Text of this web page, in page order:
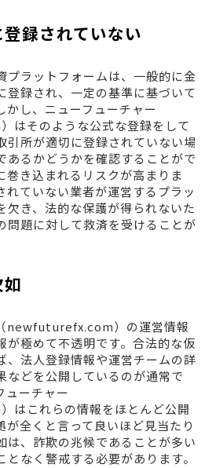
録されていない
プラットフォームは、一般的に金
登録され、一定の基準に基づいて
かし、ニューフューチャー
はそのような公式な登録をして
引所が適切に登録されていない場
あるかどうかを確認することがで
巻き込まれるリスクが高まりま
れていない業者が運営するプラッ
欠き、法的な保護が得られないた
問題に対して救済を受けることが
newfuturefx.com）の運営情報
が極めて不透明です。合法的な仮
、法人登録情報や運営チームの詳
などを公開しているのが通常で
ューチャー
はこれらの情報をほとんど公開
が全くと言って良いほど見当たり
は、詐欺の兆候であることが多い
なく警戒する必要があります。